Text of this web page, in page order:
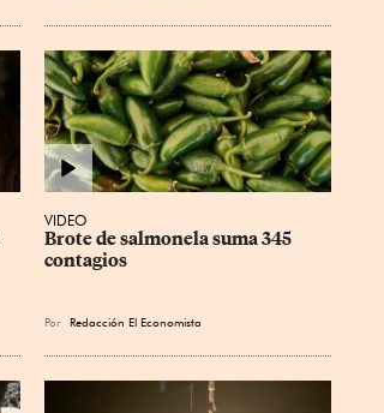
VIDEO
Brote de salmonela suma 345
contagios
Por Redacción El Economista